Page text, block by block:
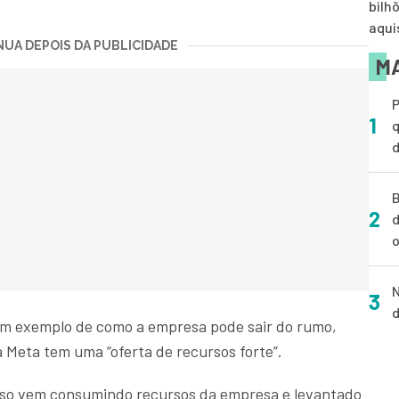
DEPOIS DA PUBLICIDADE
exemplo de como a empresa pode sair do rumo,
tem uma “oferta de recursos forte”.
vem consumindo recursos da empresa e levantado
1
2
3